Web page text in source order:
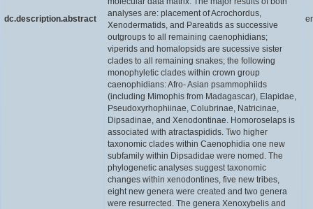
dc.description.abstract
analyses are: placement of Acrochordus,
Xenodermatids, and Pareatids as successive
outgroups to all remaining caenophidians;
viperids and homalopsids are sucessive sister
clades to all remaining snakes; the following
monophyletic clades within crown group
caenophidians: Afro- Asian psammophiids
(including Mimophis from Madagascar), Elapidae,
Pseudoxyrhophiinae, Colubrinae, Natricinae,
Dipsadinae, and Xenodontinae. Homoroselaps is
associated with atractaspidids. Two higher
taxonomic clades within Caenophidia one new
subfamily within Dipsadidae were nomed. The
phylogenetic analyses suggest taxonomic
changes within xenodontines, five new tribes,
eight new genera were created and two genera
were resurrected. The genera Xenoxybelis and